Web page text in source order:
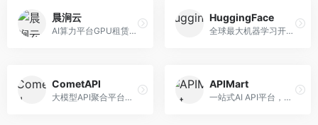
晨涧云
AI算力平台GPU租赁服务，专注于弹性算力。面向开发者和研究者，提供GPU租赁、弹性调度、成本优化等服务，算力灵活。
HuggingFace
全球最大机器学习开源社区，整合模型库与开发工具。面向AI研究者和开发者，提供开源模型、数据集、开发工具等资源，开源生态最完善。
CometAPI
大模型API聚合平台，整合多种AI模型服务。面向开发者，提供统一接口、模型切换、监控分析等服务，API管理便捷。
APIMart
一站式AI API平台，整合多种AI服务。面向开发者，提供模型API、图像处理、语音识别等服务，API种类丰富。